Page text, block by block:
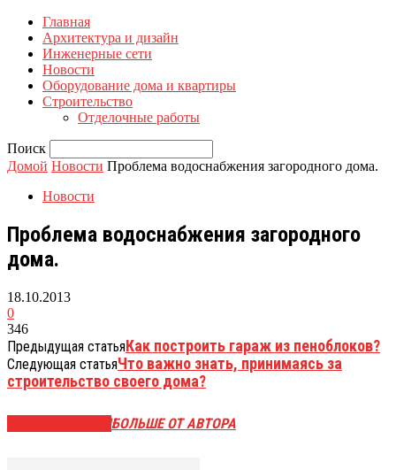
Главная
Архитектура и дизайн
Инженерные сети
Новости
Оборудование дома и квартиры
Строительство
Отделочные работы
Поиск
Домой Новости Проблема водоснабжения загородного дома.
Новости
Проблема водоснабжения загородного
дома.
18.10.2013
0
346
Предыдущая статьяКак построить гараж из пеноблоков?
Следующая статьяЧто важно знать, принимаясь за
строительство своего дома?
БОЛЬШЕ ОТ АВТОРА